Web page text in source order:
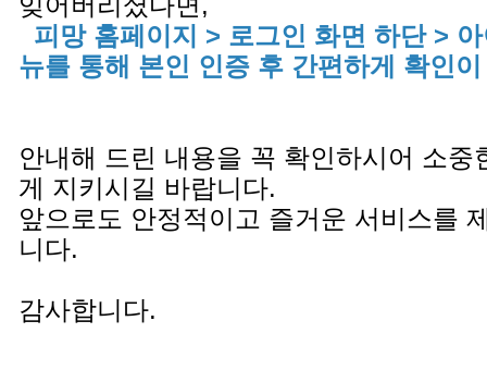
피망 홈페이지 > 로그인 화면 하단 >
뉴를 통해 본인 인증 후 간편하게 확인
안내해 드린 내용을 꼭 확인하시어 소중
게 지키시길 바랍니다.
앞으로도 안정적이고 즐거운 서비스를
니다.
감사합니다.